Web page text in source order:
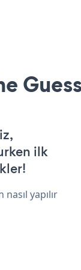
ilk
yapılır